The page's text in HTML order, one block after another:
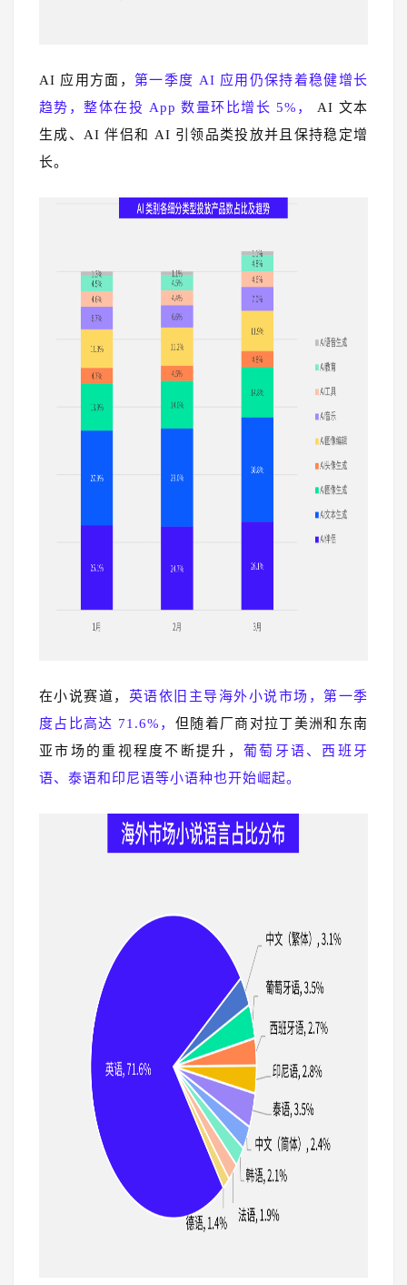
AI 应用方面， 第一季度 AI 应用仍保持着稳健增长
趋势，整体在投 App 数量环比增长 5%，
AI 文本
生成、AI 伴侣和 AI 引领品类投放并且保持稳定增
长。
在小说赛道， 英语依旧主导海外小说市场，第一季
度占比高达 71.6%， 但随着厂商对拉丁美洲和东南
亚市场的重视程度不断提升， 葡萄牙语、西班牙
语、泰语和印尼语等小语种也开始崛起。